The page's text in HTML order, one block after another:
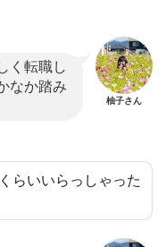
く転職し
なか踏み
柚子さん
らいいらっしゃった